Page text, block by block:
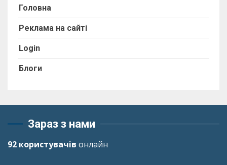
Головна
Реклама на сайті
Login
Блоги
Зараз з нами
92 користувачів онлайн